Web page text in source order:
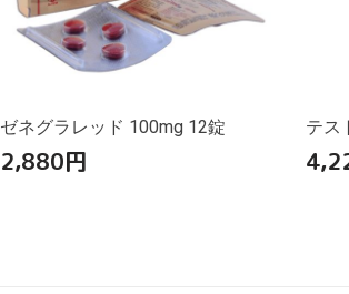
ゼネグラレッド 100mg 12錠
2,880円
テス